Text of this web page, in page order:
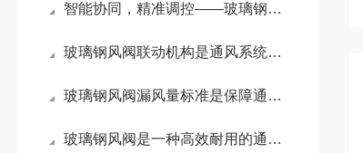
智能协同，精准调控——玻璃钢风阀联动机构的技术革新与应用
玻璃钢风阀联动机构是通风系统的关键枢纽
玻璃钢风阀漏风量标准是保障通风系统效能的关键
玻璃钢风阀是一种高效耐用的通风控制设备